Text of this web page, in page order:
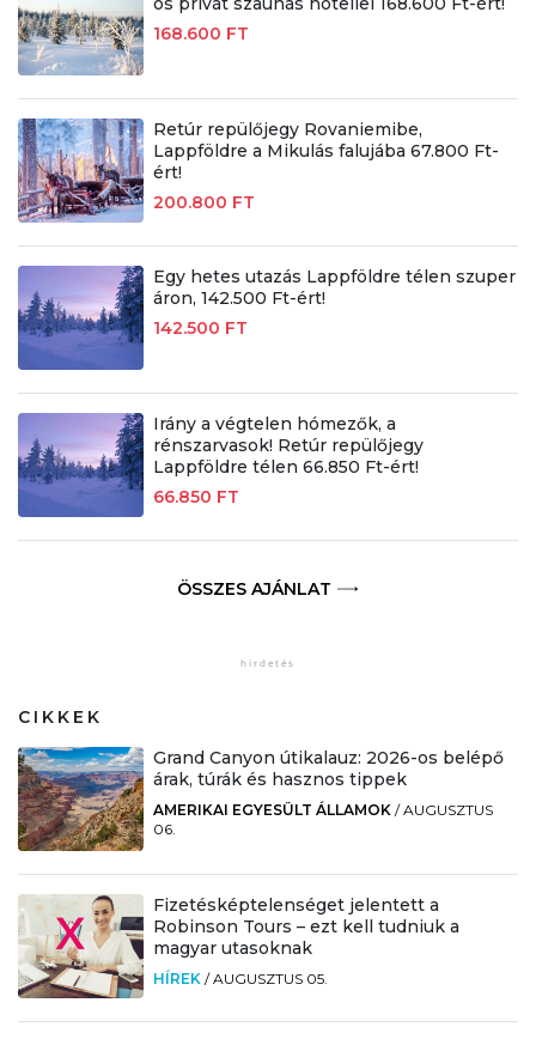
168.600 FT
Retúr repülőjegy Rovaniemibe,
Lappföldre a Mikulás falujába 67.800 Ft-
ért!
200.800 FT
Egy hetes utazás Lappföldre télen szuper
áron, 142.500 Ft-ért!
142.500 FT
Irány a végtelen hómezők, a
rénszarvasok! Retúr repülőjegy
Lappföldre télen 66.850 Ft-ért!
66.850 FT
ÖSSZES AJÁNLAT
CIKKEK
Grand Canyon útikalauz: 2026-os belépő
árak, túrák és hasznos tippek
AMERIKAI EGYESÜLT ÁLLAMOK /AUGUSZTUS
06.
Fizetésképtelenséget jelentett a
Robinson Tours – ezt kell tudniuk a
magyar utasoknak
HÍREK /AUGUSZTUS 05.